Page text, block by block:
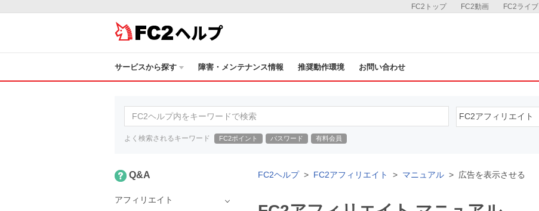
FC2ライブ
FC2動画
FC2トップ
ヘルプ
サービスから探す 障害・メンテナンス情報 推奨動作環境 お問い合わせ
よく検索されるキーワード FC2ポイント パスワード 有料会員
FC2ヘルプ FC2アフィリエイト マニュアル 広告を表示させる
Q&A
アフィリエイト